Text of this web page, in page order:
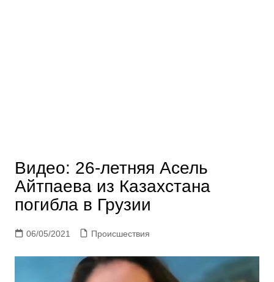
Видео: 26-летняя Асель
Айтпаева из Казахстана
погибла в Грузии
06/05/2021 Происшествия